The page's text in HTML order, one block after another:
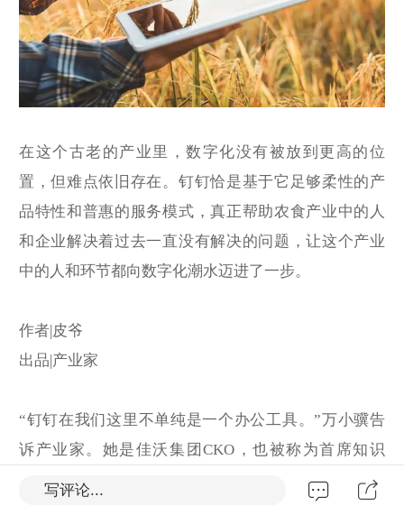
在这个古老的产业里，数字化没有被放到更高的位
置，但难点依旧存在。钉钉恰是基于它足够柔性的产
品特性和普惠的服务模式，真正帮助农食产业中的人
和企业解决着过去一直没有解决的问题，让这个产业
中的人和环节都向数字化潮水迈进了一步。
作者|皮爷
出品|产业家
“钉钉在我们这里不单纯是一个办公工具。”万小骥告
诉产业家。她是佳沃集团CKO，也被称为首席知识
官。“我们的初衷是能提取农业食品的一些知识，摆脱
写评论...